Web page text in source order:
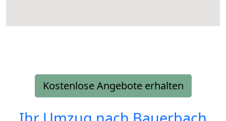
Kostenlose Angebote erhalten